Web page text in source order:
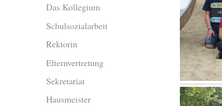
Das Kollegium
Schulsozialarbeit
Rektorin
Elternvertretung
Sekretariat
Hausmeister